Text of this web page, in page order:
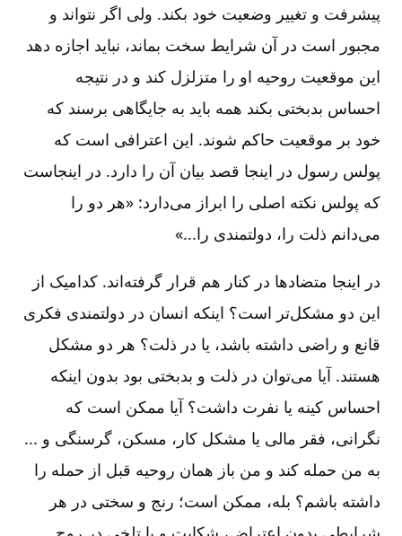
پیشرفت و تغییر وضعیت خود بکند. ولی اگر نتواند و
مجبور است در آن شرایط سخت بماند، نباید اجازه دهد
این موقعیت روحیه او را متزلزل کند و در نتیجه
احساس بدبختی بکند همه باید به جایگاهی برسند که
خود بر موقعیت حاکم شوند. این اعترافی است که
پولس رسول در اینجا قصد بیان آن را دارد. در اینجاست
که پولس نکته اصلی را ابراز می‌دارد:‌ «هر دو را
می‌دانم ذلت را، دولتمندی را...»
در اینجا متضادها در کنار هم قرار گرفته‌اند. کدامیک از
این دو مشکل‌تر است‌؟ اینکه انسان در دولتمندی فکری
قانع و راضی داشته باشد، یا در ذلت‌؟ هر دو مشکل
هستند. آیا می‌توان در ذلت و بدبختی بود بدون اینکه
احساس کینه یا نفرت داشت‌؟ آیا ممکن است که
نگرانی‌، فقر مالی یا مشکل کار، مسکن‌، گرسنگی و ...
به من حمله کند و من باز همان روحیه قبل از حمله را
داشته باشم‌؟ بله‌، ممکن است‌؛ رنج و سختی در هر